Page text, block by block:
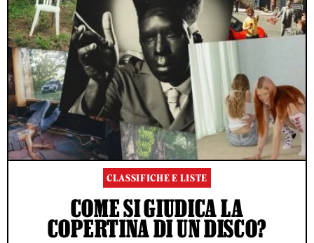
CLASSIFICHE E LISTE
COME SI GIUDICA LA
COPERTINA DI UN DISCO?